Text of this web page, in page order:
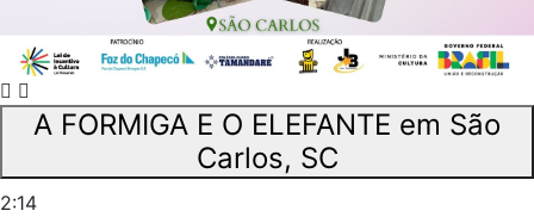
A FORMIGA E O ELEFANTE em São
Carlos, SC
2:14